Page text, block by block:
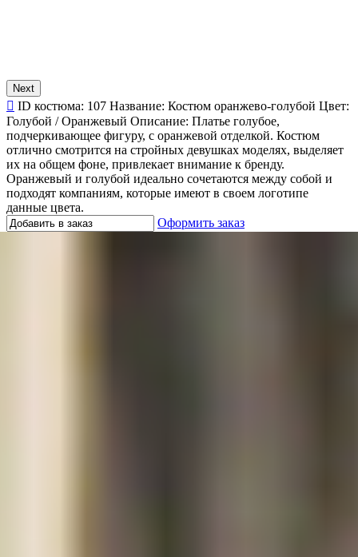
Next
ID костюма: 107 Название: Костюм оранжево-голубой Цвет:
Голубой / Оранжевый Описание: Платье голубое,
подчеркивающее фигуру, с оранжевой отделкой. Костюм
отлично смотрится на стройных девушках моделях, выделяет
их на общем фоне, привлекает внимание к бренду.
Оранжевый и голубой идеально сочетаются между собой и
подходят компаниям, которые имеют в своем логотипе
данные цвета.
Оформить заказ